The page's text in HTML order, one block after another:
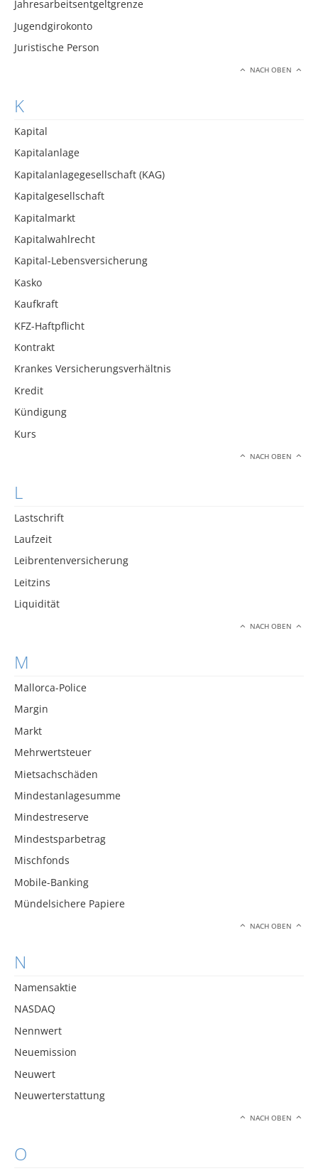
Jahresarbeitsentgeltgrenze
Jugendgirokonto
Juristische Person
NACH OBEN
K
Kapital
Kapitalanlage
Kapitalanlagegesellschaft (KAG)
Kapitalgesellschaft
Kapitalmarkt
Kapitalwahlrecht
Kapital-Lebensversicherung
Kasko
Kaufkraft
KFZ-Haftpflicht
Kontrakt
Krankes Versicherungsverhältnis
Kredit
Kündigung
Kurs
NACH OBEN
L
Lastschrift
Laufzeit
Leibrentenversicherung
Leitzins
Liquidität
NACH OBEN
M
Mallorca-Police
Margin
Markt
Mehrwertsteuer
Mietsachschäden
Mindestanlagesumme
Mindestreserve
Mindestsparbetrag
Mischfonds
Mobile-Banking
Mündelsichere Papiere
NACH OBEN
N
Namensaktie
NASDAQ
Nennwert
Neuemission
Neuwert
Neuwerterstattung
NACH OBEN
O